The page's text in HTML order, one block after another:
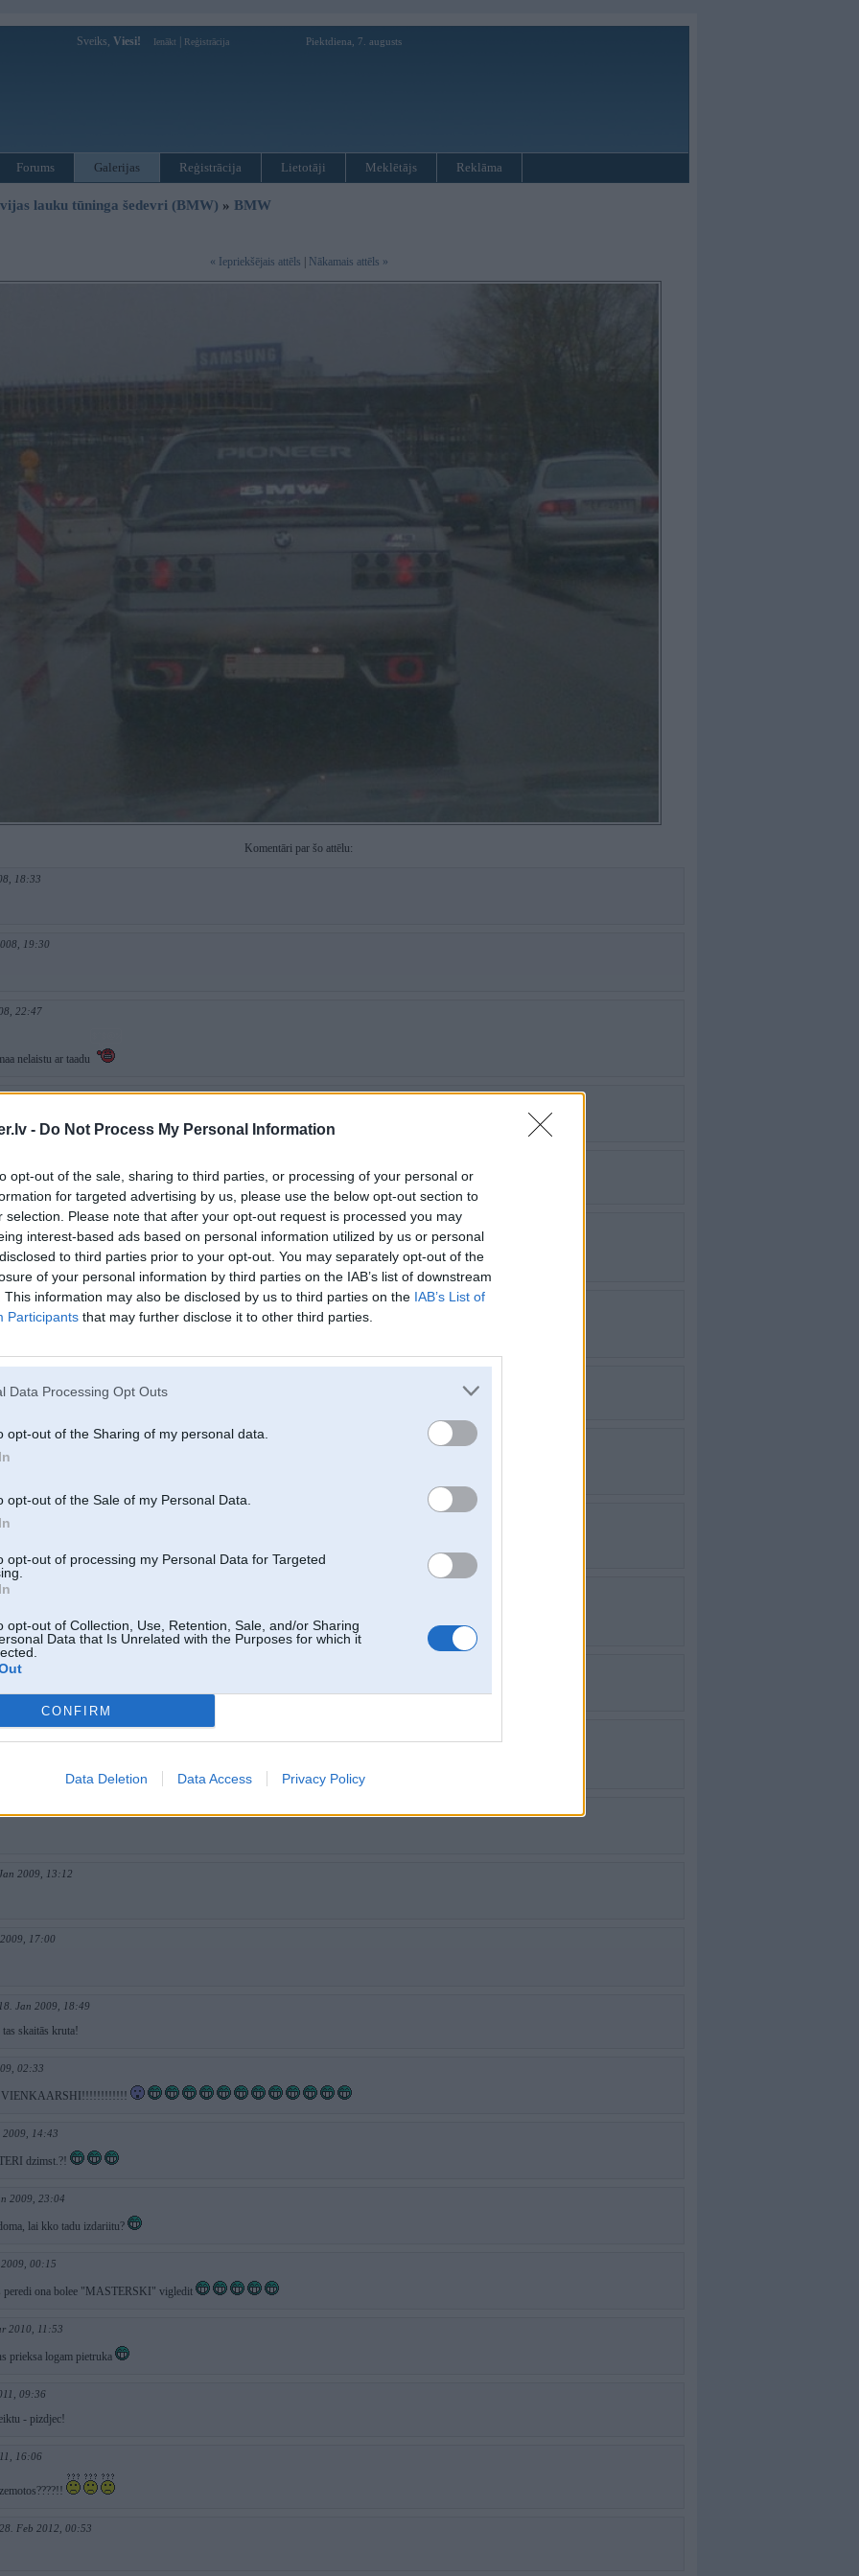
- Do Not Process My Personal Information
opt-out of the sale, sharing to third parties, or processing of your personal or
for targeted advertising by us, please use the below opt-out section to
selection. Please note that after your opt-out request is processed you may
interest-based ads based on personal information utilized by us or personal
to third parties prior to your opt-out. You may separately opt-out of the
of your personal information by third parties on the IAB’s list of downstream
This information may also be disclosed by us to third parties on the IAB’s List of
Participants that may further disclose it to other third parties.
Data Processing Opt Outs
opt-out of the Sharing of my personal data.
opt-out of the Sale of my Personal Data.
opt-out of processing my Personal Data for Targeted
opt-out of Collection, Use, Retention, Sale, and/or Sharing
Data that Is Unrelated with the Purposes for which it
CONFIRM
Data Deletion Data Access Privacy Policy
Sveiks, Viesi! Ienākt Reģistrācija Piektdiena, 7. augusts
Forums Galerijas Reģistrācija Lietotāji Meklētājs Reklāma
lauku tūninga šedevri (BMW) » BMW
« Iepriekšējais attēls Nākamais attēls »
Komentāri par šo attēlu:
18:33
19:30
22:47
nelaistu ar taadu
23:31
15:29
visus ieprieksh redzeetos "racerus"
09:28
2008, 22:12
00:17
19:31
2009, 22:44
. vairāk vietas priekš vēl kāda spoilera laikam nav
2009, 13:12
17:00
18. Jan 2009, 18:49
skaitās kruta!
02:33
VIENKAARSHI!!!!!!!!!!!!
2009, 14:43
dzimst.?!
2009, 23:04
lai kko tadu izdariitu?
00:15
peredi ona bolee "MASTERSKI" vigledit
2010, 11:53
prieksa logam pietruka
09:36
- pizdjec!
16:06
28. Feb 2012, 00:53